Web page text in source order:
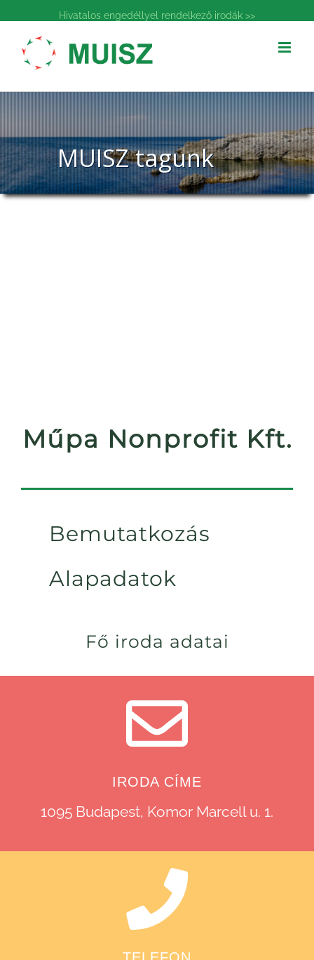
Hivatalos engedéllyel rendelkező irodák >>
MUISZ tagunk
MUISZ tagunk
Műpa Nonprofit Kft.
Bemutatkozás
Alapadatok
Fő iroda adatai
IRODA CÍME
1095 Budapest, Komor Marcell u. 1.